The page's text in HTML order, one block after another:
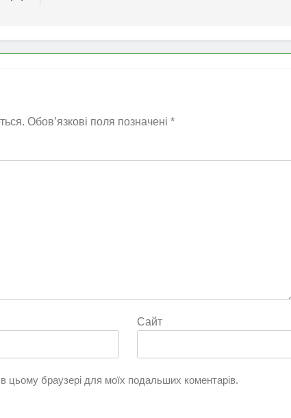
Обов’язкові поля позначені *
Сайт
цьому браузері для моїх подальших коментарів.